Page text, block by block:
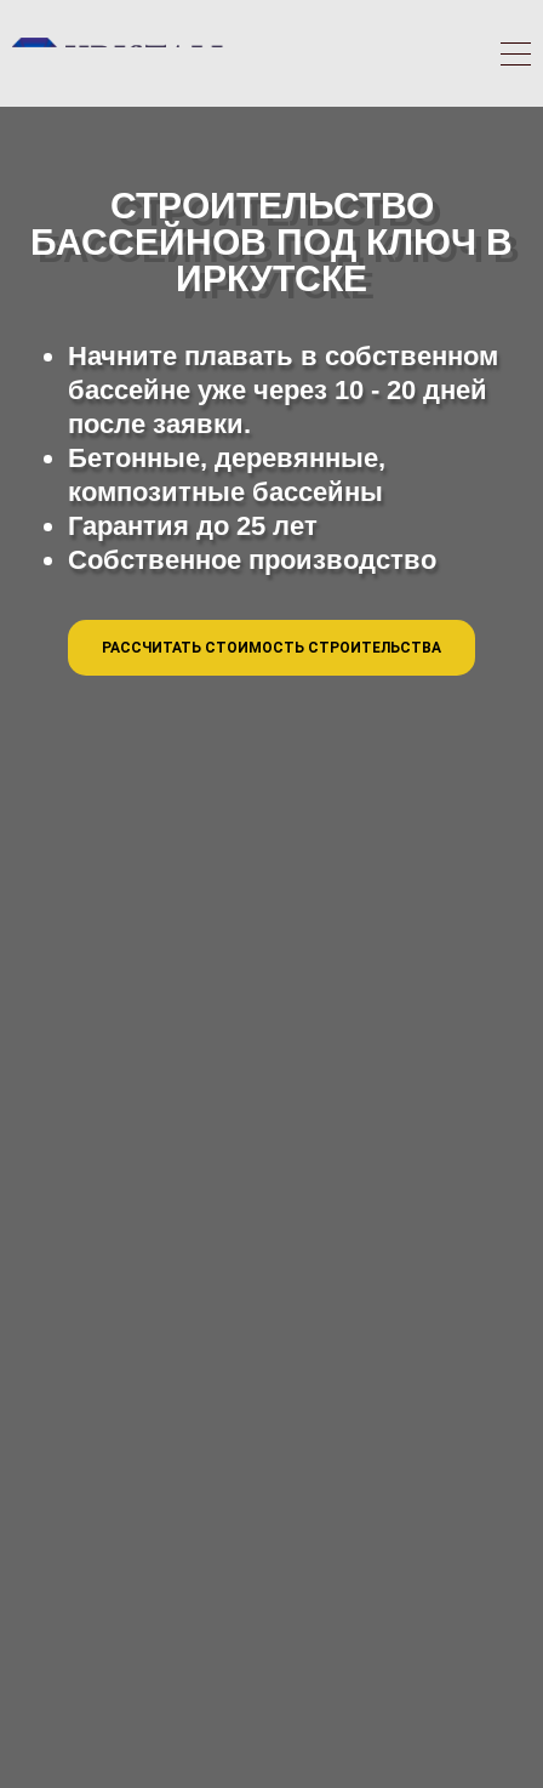
СТРОИТЕЛЬСТВО
БАССЕЙНОВ ПОД КЛЮЧ В
ИРКУТСКЕ
Начните плавать в собственном
бассейне уже через 10 - 20 дней
после заявки.
Бетонные, деревянные,
композитные бассейны
Гарантия до 25 лет
Собственное производство
РАССЧИТАТЬ СТОИМОСТЬ СТРОИТЕЛЬСТВА